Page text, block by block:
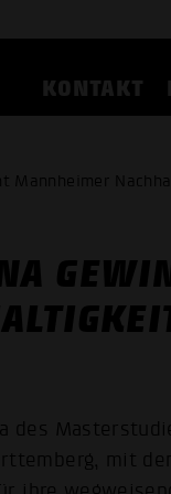
KONTAKT
Mannheimer
des
mit